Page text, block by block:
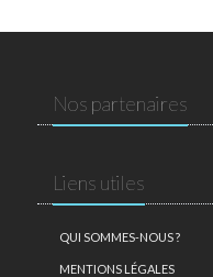
Nos partenaires
Liens utiles
QUI SOMMES-NOUS ?
MENTIONS LÉGALES